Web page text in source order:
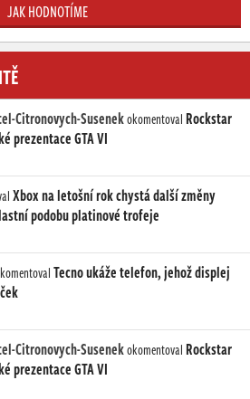
JAK HODNOTÍME
Citronovych-Susenekokomentoval Rockstar
prezentace GTA VI
Xbox na letošní rok chystá další změny
podobu platinové trofeje
Tecno ukáže telefon, jehož displej
Citronovych-Susenekokomentoval Rockstar
prezentace GTA VI